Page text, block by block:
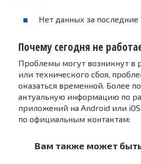
Нет данных за последние
Почему сегодня не
Проблемы могут возникнут в
или технического сбоя,
оказаться временной. Более
актуальную информацию по
приложений на Android или
по официальным контактам:
Вам также может